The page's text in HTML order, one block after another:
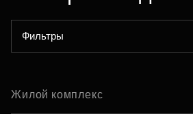
Фильтры
Жилой комплекс